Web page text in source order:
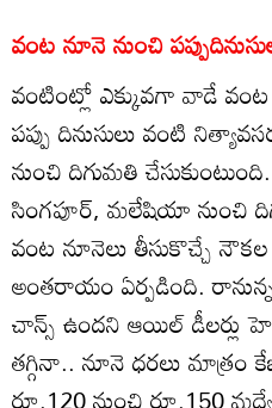
వంట నూనె నుంచి
వంటింట్లో ఎక్కువగా వాడే
పప్పు దినుసులు వంటి
నుంచి దిగుమతి
సింగపూర్‌, మలేషియా నుంచి
వంట నూనెలు తీసుకొచ్చే
అంతరాయం ఏర్పడింది.
చాన్స్‌ ఉందని ఆయిల్‌ డీలర్లు
తగ్గినా.. నూనె ధరలు మాత్రం